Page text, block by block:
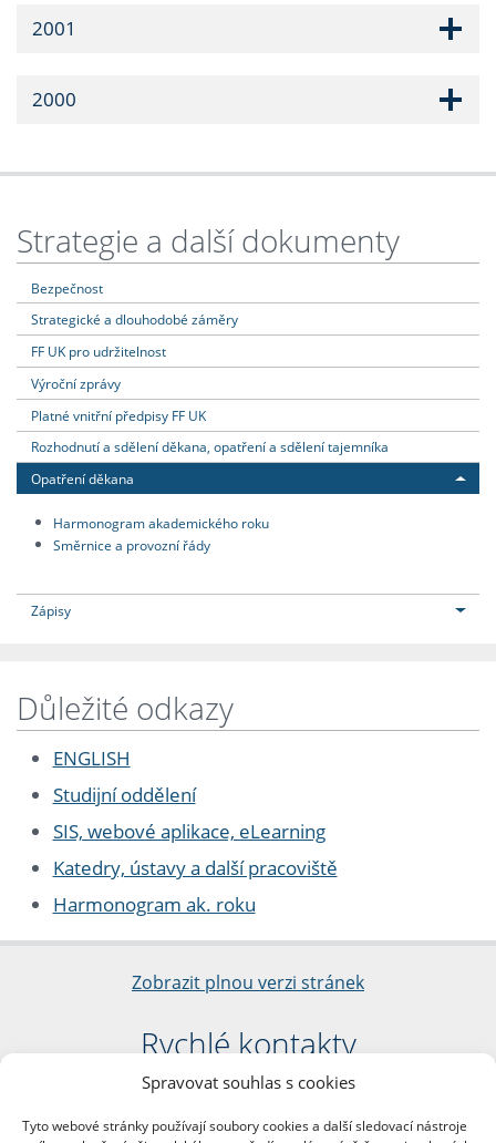
Spravovat souhlas s cookies
Tyto webové stránky používají soubory cookies a další sledovací nástroje
2001
2000
Strategie a další dokumenty
Bezpečnost
Strategické a dlouhodobé záměry
FF UK pro udržitelnost
Výroční zprávy
Platné vnitřní předpisy FF UK
Rozhodnutí a sdělení děkana, opatření a sdělení tajemníka
Opatření děkana
Harmonogram akademického roku
Směrnice a provozní řády
Zápisy
Důležité odkazy
ENGLISH
Studijní oddělení
SIS, webové aplikace, eLearning
Katedry, ústavy a další pracoviště
Harmonogram ak. roku
Zobrazit plnou verzi stránek
Rychlé kontakty
Filozofická fakulta
nám. Jana Palacha 1/2